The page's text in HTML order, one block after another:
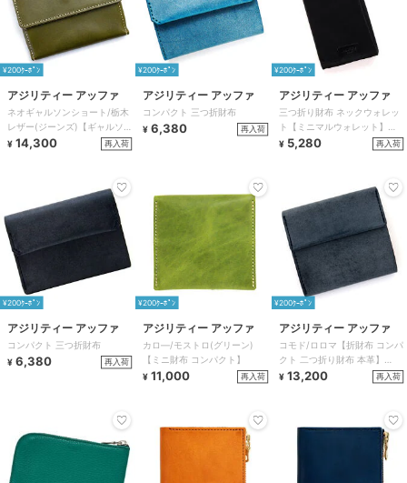
¥200ｸｰﾎﾟﾝ
アジリティー アッファ
ネオギャルソンショート/栃木
レザー(ジーンズ)【ギャルソン
ウォレット 折財布】AGILITY
¥ 14,300 再入荷
¥200ｸｰﾎﾟﾝ
アジリティー アッファ
コンパクト 三つ折財布
¥ 6,380 再入荷
¥200ｸｰﾎﾟﾝ
アジリティー アッファ
三つ折り財布 ネックウォレッ
ト【ミニマルウォレット】
AGILITY
¥ 5,280 再入荷
¥200ｸｰﾎﾟﾝ
アジリティー アッファ
コンパクト 三つ折財布
¥ 6,380 再入荷
¥200ｸｰﾎﾟﾝ
アジリティー アッファ
カロ―/モストロ(グリーン)
【ミニ財布 コンパクト】
¥ 11,000 再入荷
¥200ｸｰﾎﾟﾝ
アジリティー アッファ
コモド/ロロマ【折財布 コンパ
クト 二つ折り財布 本革】
AGILITY
¥ 13,200 再入荷